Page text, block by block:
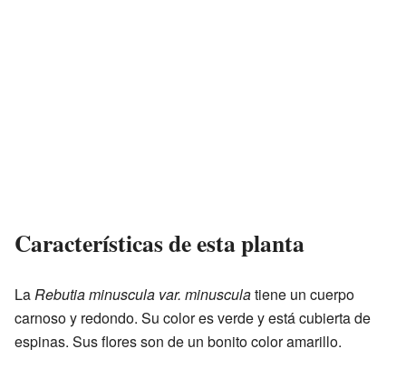
Características de esta planta
LaRebutia minuscula var. minusculatiene un cuerpo
carnoso y redondo. Su color es verde y está cubierta de
espinas. Sus flores son de un bonito color amarillo.